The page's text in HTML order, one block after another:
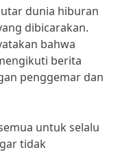
dunia hiburan
dibicarakan.
bahwa
berita
penggemar dan
untuk selalu
tidak